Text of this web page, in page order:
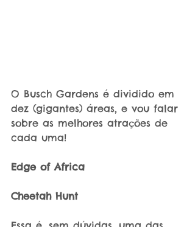
O Busch Gardens é dividido em
dez (gigantes) áreas, e vou falar
sobre as melhores atrações de
cada uma!
Edge of Africa
Cheetah Hunt